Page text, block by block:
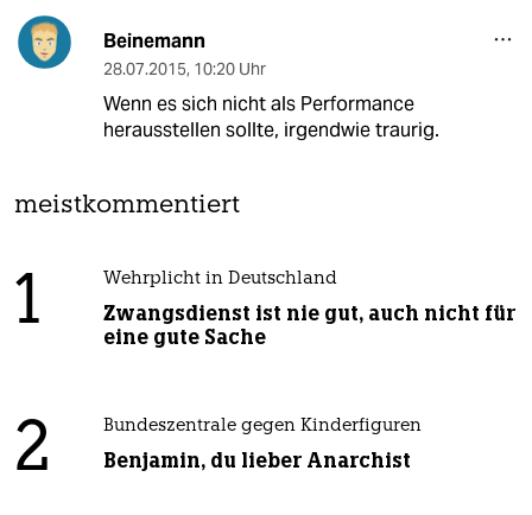
Beinemann
28.07.2015, 10:20 Uhr
Wenn es sich nicht als Performance
herausstellen sollte, irgendwie traurig.
meistkommentiert
1 Wehrplicht in Deutschland
Zwangsdienst ist nie gut, auch nicht für
eine gute Sache
2 Bundeszentrale gegen Kinderfiguren
Benjamin, du lieber Anarchist